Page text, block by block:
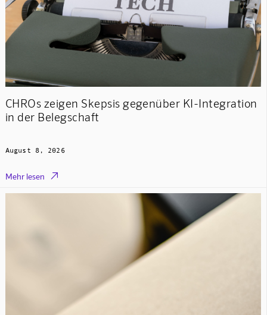
CHROs zeigen Skepsis gegenüber KI-Integration
in der Belegschaft
August 8, 2026
Mehr lesen 